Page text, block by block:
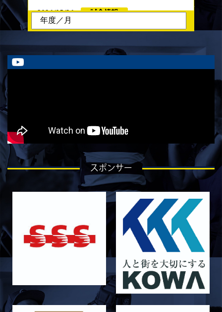
2026/05/26
試合情報
6月13日・14日の試合お知らせ
5月24日 春季トーナメント 京都産業大学
更のお知らせ
2026/05/08
5月9日 同志社大学戦 メンバー表
試合情報
5/9 京都チャレンジリーグ vs同志社大学1回生
戦 試合時間変更のお知らせ
5月10日 龍谷大学AB メンバー表
2026/05/03
5月9日 立命ラグビー祭 メンバー表
試合情報
5月4日 定期戦 中央大学 メンバー表
2026/05/02
試合情報
スポンサー